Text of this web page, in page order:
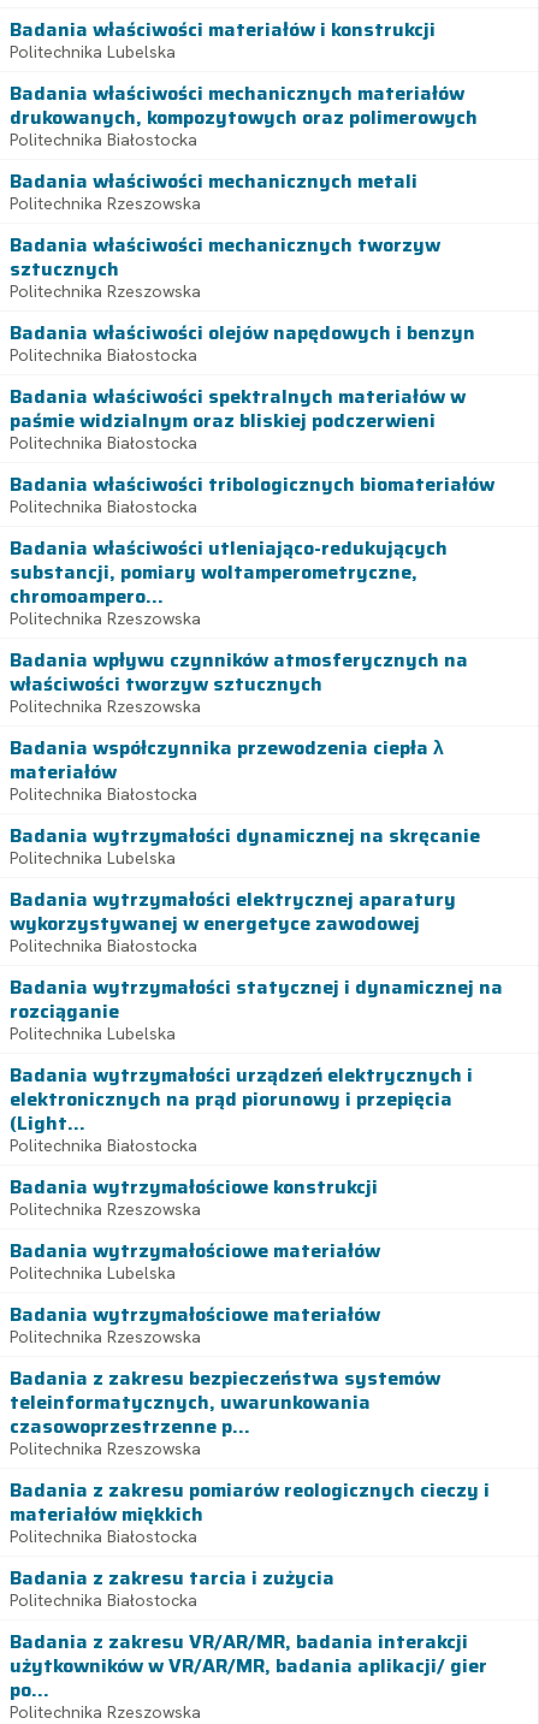
Badania właściwości materiałów i konstrukcji
Politechnika Lubelska
Badania właściwości mechanicznych materiałów
drukowanych, kompozytowych oraz polimerowych
Politechnika Białostocka
Badania właściwości mechanicznych metali
Politechnika Rzeszowska
Badania właściwości mechanicznych tworzyw
sztucznych
Politechnika Rzeszowska
Badania właściwości olejów napędowych i benzyn
Politechnika Białostocka
Badania właściwości spektralnych materiałów w
paśmie widzialnym oraz bliskiej podczerwieni
Politechnika Białostocka
Badania właściwości tribologicznych biomateriałów
Politechnika Białostocka
Badania właściwości utleniająco-redukujących
substancji, pomiary woltamperometryczne,
chromoampero...
Politechnika Rzeszowska
Badania wpływu czynników atmosferycznych na
właściwości tworzyw sztucznych
Politechnika Rzeszowska
Badania współczynnika przewodzenia ciepła λ
materiałów
Politechnika Białostocka
Badania wytrzymałości dynamicznej na skręcanie
Politechnika Lubelska
Badania wytrzymałości elektrycznej aparatury
wykorzystywanej w energetyce zawodowej
Politechnika Białostocka
Badania wytrzymałości statycznej i dynamicznej na
rozciąganie
Politechnika Lubelska
Badania wytrzymałości urządzeń elektrycznych i
elektronicznych na prąd piorunowy i przepięcia
(Light...
Politechnika Białostocka
Badania wytrzymałościowe konstrukcji
Politechnika Rzeszowska
Badania wytrzymałościowe materiałów
Politechnika Lubelska
Badania wytrzymałościowe materiałów
Politechnika Rzeszowska
Badania z zakresu bezpieczeństwa systemów
teleinformatycznych, uwarunkowania
czasowoprzestrzenne p...
Politechnika Rzeszowska
Badania z zakresu pomiarów reologicznych cieczy i
materiałów miękkich
Politechnika Białostocka
Badania z zakresu tarcia i zużycia
Politechnika Białostocka
Badania z zakresu VR/AR/MR, badania interakcji
użytkowników w VR/AR/MR, badania aplikacji/ gier
po...
Politechnika Rzeszowska